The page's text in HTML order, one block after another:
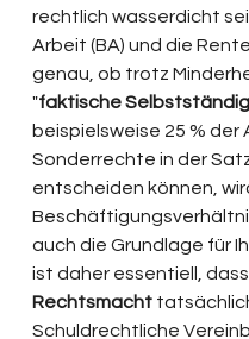
rechtlich wasserdicht
Arbeit (BA) und die
genau, ob trotz
"faktische
beispielsweise 25 %
Sonderrechte in der
entscheiden können,
auch die Grundlage für
ist daher essentiell,
Rechtsmacht
Schuldrechtliche